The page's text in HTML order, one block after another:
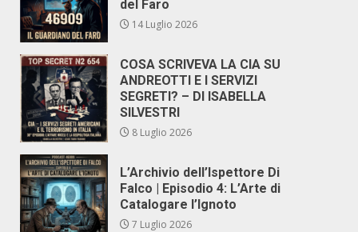
del Faro
14 Luglio 2026
COSA SCRIVEVA LA CIA SU
ANDREOTTI E I SERVIZI
SEGRETI? – DI ISABELLA
SILVESTRI
8 Luglio 2026
L’Archivio dell’Ispettore Di
Falco | Episodio 4: L’Arte di
Catalogare l’Ignoto
7 Luglio 2026